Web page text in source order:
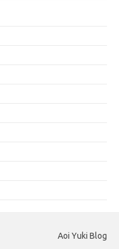
Aoi Yuki Blog